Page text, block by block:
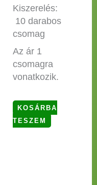
Kiszerelés:
10 darabos
csomag
Az ár 1
csomagra
vonatkozik.
KOSÁRBA
TESZEM